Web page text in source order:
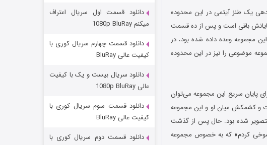
یک طنز آیتمی در این محدوده
باقی است و پس از ده قسمت
مجموعه وعده داده شده بود، در
موضوعی را نیز در این محدوده
پایان سریع این مجموعه می‌توان
و کشمکش میان او و این مجموعه
شده بود. حال پس از گذشت
کردم» که به خصوص مجموعه
مردگان متحرک: شهر مرده ۳
دانلود قسمت اول سریال اعتراف
میکنم 1080p BluRay
دانلود قسمت چهارم سریال کوری با
کیفیت عالی BluRay
دانلود سریال بیست و یک با کیفیت
عالی 1080p BluRay
دانلود قسمت سوم سریال کوری با
کیفیت عالی BluRay
دانلود قسمت دوم سریال کوری با